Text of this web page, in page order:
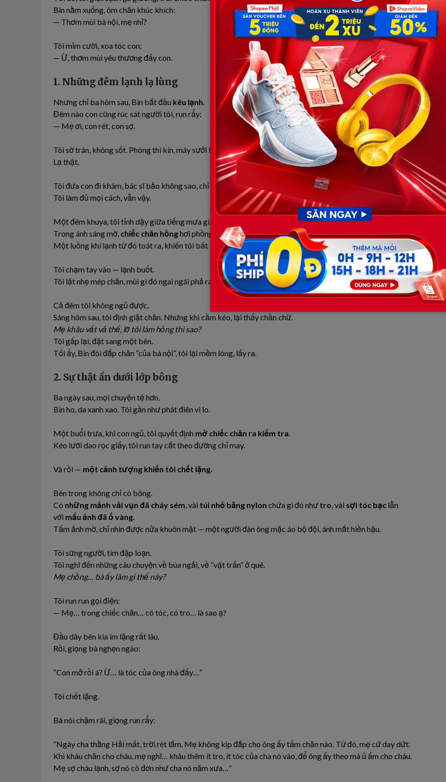
Bin nằm xuống, ôm chăn khúc khích:
— Thơm mùi bà nội, mẹ nhỉ?
Tôi mỉm cười, xoa tóc con:
— Ừ, thơm mùi yêu thương đấy con.
1. Những đêm lạnh lạ lùng
Nhưng chỉ ba hôm sau, Bin bắt đầu kêu lạnh
Đêm nào con cũng rúc sát người tôi, run rẩy:
— Mẹ ơi, con rét, con sợ.
Tôi sờ trán, không sốt. Phòng thì kín, máy sưởi bật cả đêm.
Lạ thật.
Tôi đưa con đi khám, bác sĩ bảo không sao, chỉ “cảm lạnh nhẹ”. Cho thuốc bổ, dặn về giữ ấm.
Tôi làm đủ mọi cách, vẫn vậy.
Một đêm khuya, tôi tỉnh dậy giữa tiếng mưa gió. Nhìn sang giường, Bin đang ngủ chập chờn, mặt tái.
Trong ánh sáng mờ, chiếc chăn hồnghơi phồng lên, những đường chỉ khâu như nổi gồ, lốm đốm bóng tối.
Một luồng khí lạnh từ đó toát ra, khiến tôi bất giác rùng mình.
Tôi chạm tay vào — lạnh buốt.
Tôi lật nhẹ mép chăn, mùi gì đó ngai ngái phả ra, không phải mùi vải hay ẩm mốc… mà là mùikhói và tro
Cả đêm tôi không ngủ được.
Sáng hôm sau, tôi định giặt chăn. Nhưng khi cầm kéo, lại thấy chần chừ.
Mẹ khâu vất vả thế, lỡ tôi làm hỏng thì sao?
Tôi gấp lại, đặt sang một bên.
Tối ấy, Bin đòi đắp chăn “của bà nội”, tôi lại mềm lòng, lấy ra.
2. Sự thật ẩn dưới lớp bông
Ba ngày sau, mọi chuyện tệ hơn.
Bin ho, da xanh xao. Tôi gần như phát điên vì lo.
Một buổi trưa, khi con ngủ, tôi quyết định mở chiếc chăn ra kiểm tra
Kéo lưỡi dao rọc giấy, tôi run tay cắt theo đường chỉ may.
Và rồi — một cảnh tượng khiến tôi chết lặng.
Bên trong không chỉ có bông.
Có những mảnh vải vụn đã cháy sém , vài túi nhỏ bằng nylon chứa gì đó như tro , vài sợi tóc bạc lẫn
với mẩu ảnh đã ố vàng
Tấm ảnh mờ, chỉ nhìn được nửa khuôn mặt — một người đàn ông mặc áo bộ đội, ánh mắt hiền hậu.
Tôi sững người, tim đập loạn.
Tôi nghĩ đến những câu chuyện về bùa ngải, về “vật trấn” ở quê.
Mẹ chồng… bà ấy làm gì thế này?
Tôi run run gọi điện:
— Mẹ… trong chiếc chăn… có tóc, có tro… là sao ạ?
Đầu dây bên kia im lặng rất lâu.
Rồi, giọng bà nghẹn ngào:
“Con mở rồi à? Ừ… là tóc của ông nhà đấy…”
Tôi chết lặng.
Bà nói chậm rãi, giọng run rẩy:
“Ngày cha thằng Hải mất, trời rét lắm. Mẹ không kịp đắp cho ông ấy tấm chăn nào. Từ đó, mẹ cứ day dứt.
Khi khâu chăn cho cháu, mẹ nghĩ… khâu thêm ít tro, ít tóc của cha nó vào, để ông ấy theo mà ủ ấm cho cháu.
Mẹ sợ cháu lạnh, sợ nó cô đơn như cha nó năm xưa…”